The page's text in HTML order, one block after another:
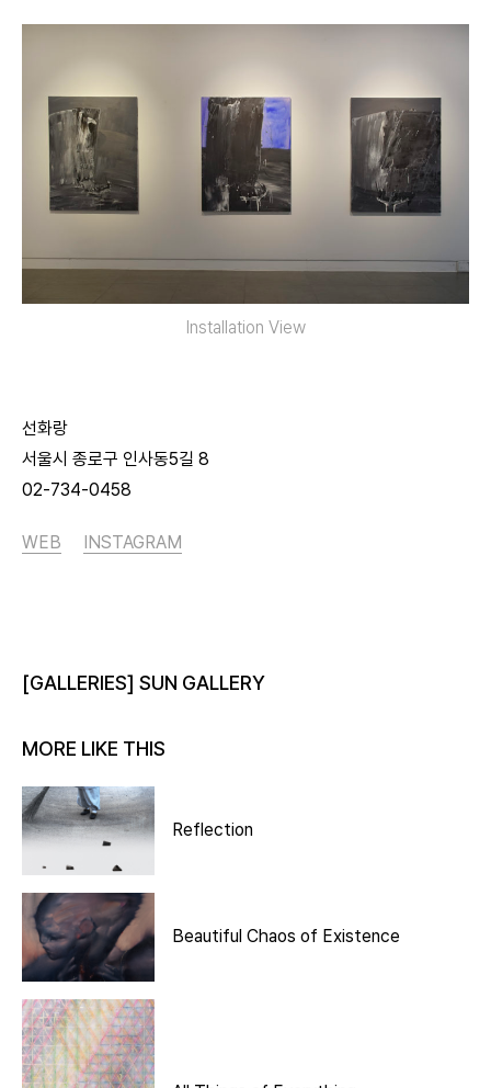
Installation View
선화랑
서울시 종로구 인사동5길 8
02-734-0458
WEB INSTAGRAM
[GALLERIES] SUN GALLERY
MORE LIKE THIS
Reflection
Beautiful Chaos of Existence